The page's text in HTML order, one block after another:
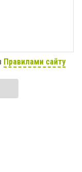
Правилами сайту